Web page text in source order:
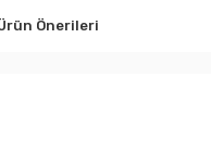
Önerileri